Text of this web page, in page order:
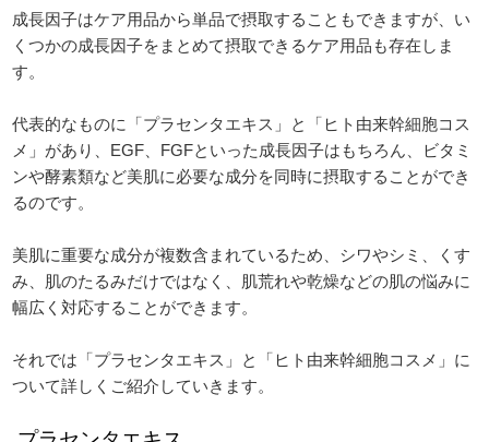
成長因子はケア用品から単品で摂取することもできますが、い
くつかの成長因子をまとめて摂取できるケア用品も存在しま
す。
代表的なものに「プラセンタエキス」と「ヒト由来幹細胞コス
メ」があり、EGF、FGFといった成長因子はもちろん、ビタミ
ンや酵素類など美肌に必要な成分を同時に摂取することができ
るのです。
美肌に重要な成分が複数含まれているため、シワやシミ、くす
み、肌のたるみだけではなく、肌荒れや乾燥などの肌の悩みに
幅広く対応することができます。
それでは「プラセンタエキス」と「ヒト由来幹細胞コスメ」に
ついて詳しくご紹介していきます。